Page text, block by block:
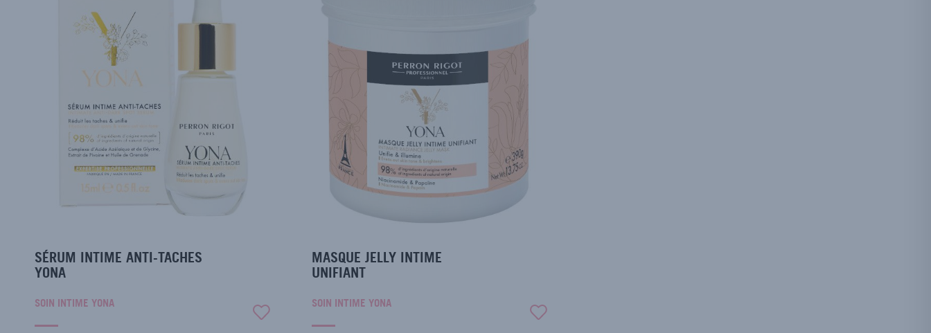
SÉRUM INTIME ANTI-TACHES
YONA
SOIN INTIME YONA
MASQUE JELLY INTIME
UNIFIANT
SOIN INTIME YONA